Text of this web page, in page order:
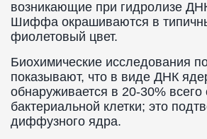
возникающие при гидролизе
Шиффа окрашиваются в
фиолетовый цвет.
Биохимические исследования
показывают, что в виде ДНК
обнаруживается в 20-30%
бактериальной клетки; это
диффузного ядра.